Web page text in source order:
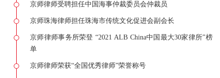
京师律师受聘担任中国海事仲裁委员会仲裁员
京师珠海律师担任珠海市传统文化促进会副会长
京师律师事务所荣登 “2021 ALB China中国最大30家律所”榜
单
京师律师荣获“全国优秀律师”荣誉称号